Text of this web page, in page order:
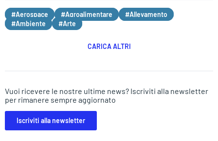
#Aerospace #Agroalimentare
#Allevamento
#Ambiente
#Arte
CARICA ALTRI
Vuoi ricevere le nostre ultime news? Iscriviti alla newsletter
per rimanere sempre aggiornato
Iscriviti alla newsletter